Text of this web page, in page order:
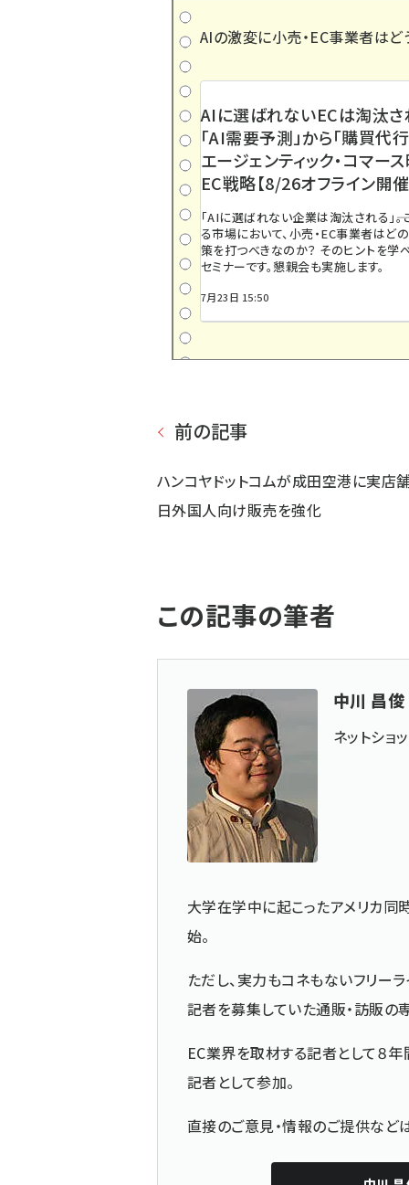
AIの激変に小売・EC事業者はど
AIに選ばれないECは淘汰さ
「AI需要予測」から「購買代
エージェンティック・コマー
EC戦略【8/26オフライン開催
「AIに選ばれない企業は淘汰される」――
る市場において、小売・EC事業者はど
策を打つべきなのか？ そのヒントを学
セミナーです。懇親会も実施します。
7月23日 15:50
前の記事
ハンコヤドットコムが成田空港に実店
日外国人向け販売を強化
この記事の筆者
中川 昌俊
ネットショ
大学在学中に起こったアメリカ
始。
ただし、実力もコネもないフリー
記者を募集していた通販・訪販の
EC業界を取材する記者として８年
記者として参加。
直接のご意見・情報のご提供な